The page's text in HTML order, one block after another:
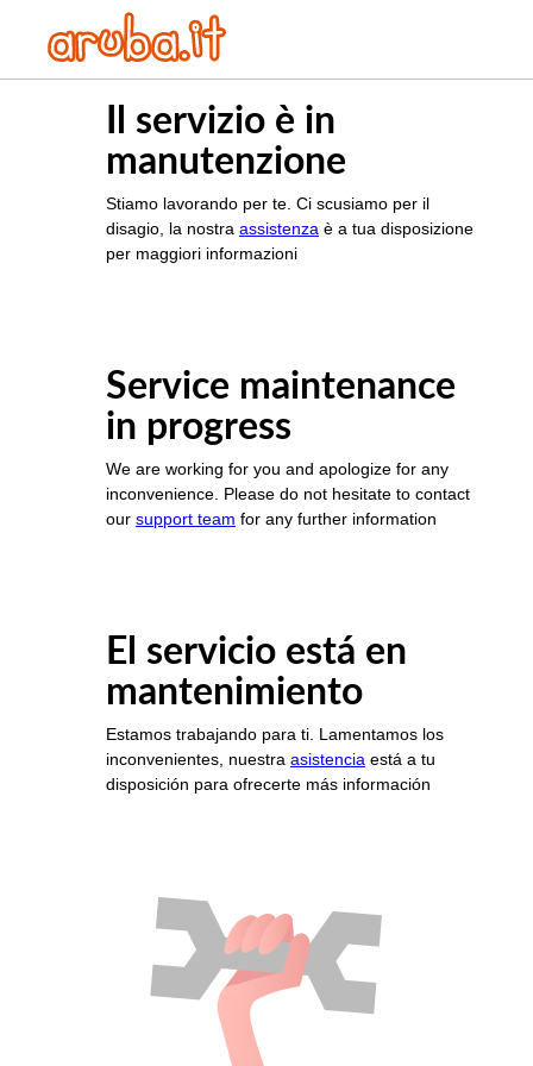
Il servizio è in
manutenzione
Stiamo lavorando per te. Ci scusiamo per il
disagio, la nostra assistenza è a tua disposizione
per maggiori informazioni
Service maintenance
in progress
We are working for you and apologize for any
inconvenience. Please do not hesitate to contact
our support team for any further information
El servicio está en
mantenimiento
Estamos trabajando para ti. Lamentamos los
inconvenientes, nuestra asistencia está a tu
disposición para ofrecerte más información